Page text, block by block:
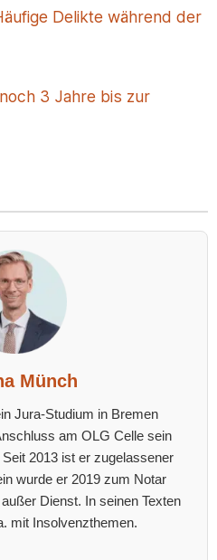
Delikte während der
3 Jahre bis zur
Münch
Jura-Studium in Bremen
am OLG Celle sein
2013 ist er zugelassener
wurde er 2019 zum Notar
Dienst. In seinen Texten
mit Insolvenzthemen.